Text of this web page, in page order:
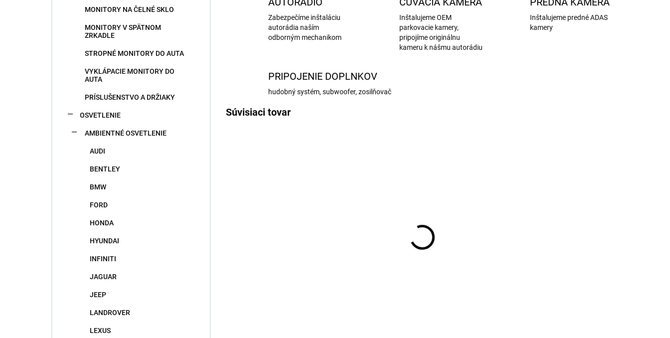
MONITORY NA ČELNÉ SKLO
MONITORY V SPÄTNOM
ZRKADLE
STROPNÉ MONITORY DO AUTA
VYKLÁPACIE MONITORY DO
AUTA
PRÍSLUŠENSTVO A DRŽIAKY
OSVETLENIE
AMBIENTNÉ OSVETLENIE
AUDI
BENTLEY
BMW
FORD
HONDA
HYUNDAI
INFINITI
JAGUAR
JEEP
LANDROVER
LEXUS
Zabezpečíme inštaláciu
autorádia naším
odborným mechanikom
Inštalujeme OEM
parkovacie kamery,
pripojíme originálnu
kameru k nášmu autorádiu
Inštalujeme predné ADAS
kamery
PRIPOJENIE DOPLNKOV
hudobný systém, subwoofer, zosilňovač
Súvisiaci tovar